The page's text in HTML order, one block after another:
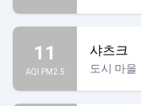
11
AQI PM2.5
샤츠크
도시 마을